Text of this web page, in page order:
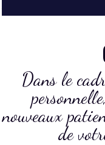
Dans le
nouveaux
de